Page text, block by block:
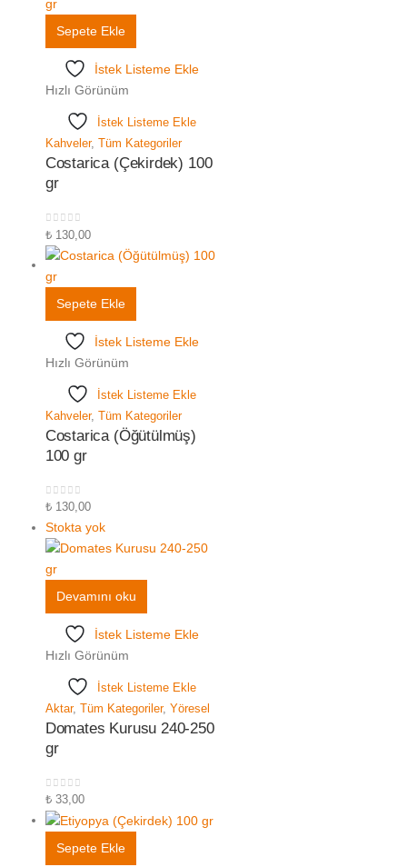
Sepete Ekle
İstek Listeme Ekle
Hızlı Görünüm
İstek Listeme Ekle
Kahveler, Tüm Kategoriler
Costarica (Çekirdek) 100
gr
05 üzerinden
₺130,00
Sepete Ekle
İstek Listeme Ekle
Hızlı Görünüm
İstek Listeme Ekle
Kahveler, Tüm Kategoriler
Costarica (Öğütülmüş)
100 gr
05 üzerinden
₺130,00
Stokta yok
Devamını oku
İstek Listeme Ekle
Hızlı Görünüm
İstek Listeme Ekle
Aktar, Tüm Kategoriler, Yöresel
Domates Kurusu 240-250
gr
05 üzerinden
₺33,00
Sepete Ekle